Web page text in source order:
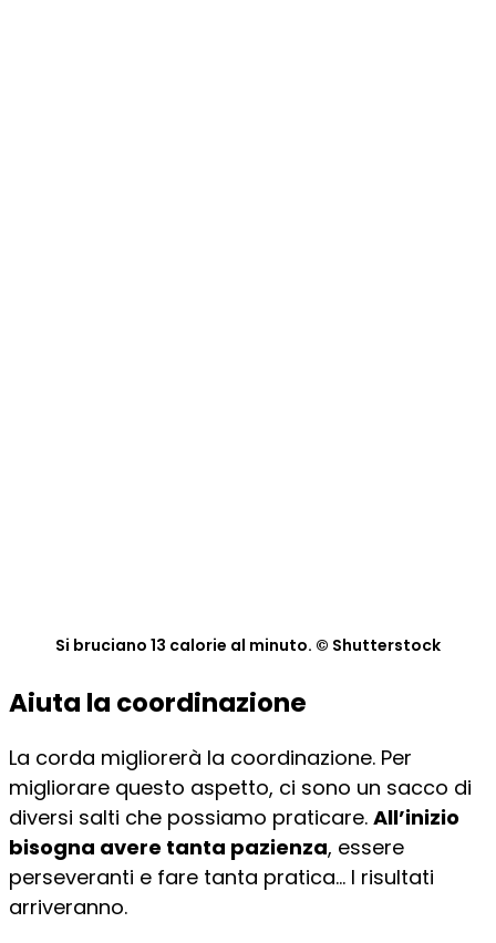
Si bruciano 13 calorie al minuto. © Shutterstock
Aiuta la coordinazione
La corda migliorerà la coordinazione. Per
migliorare questo aspetto, ci sono un sacco di
diversi salti che possiamo praticare. All’inizio
bisogna avere tanta pazienza, essere
perseveranti e fare tanta pratica… I risultati
arriveranno.